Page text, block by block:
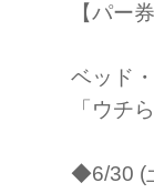
【パー
ベッド
「ウチ
◆6/30 (